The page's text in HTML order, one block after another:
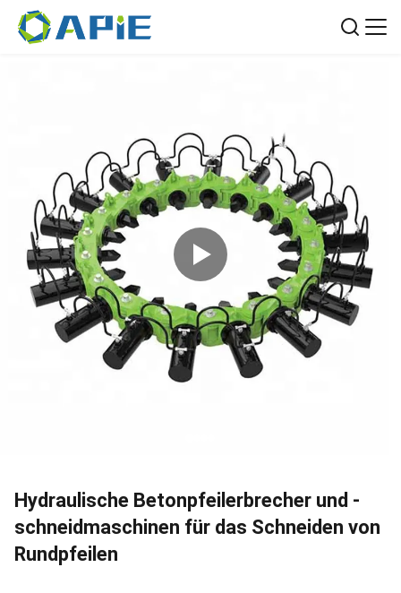
Hydraulische Betonpfeilerbrecher und -
schneidmaschinen für das Schneiden von
Rundpfeilen